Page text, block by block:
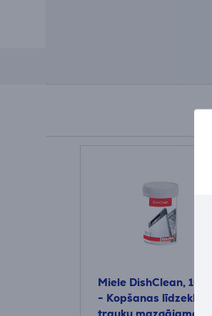
Miele DishClean, 160 g
- Kopšanas līdzeklis
trauku mazgājamai